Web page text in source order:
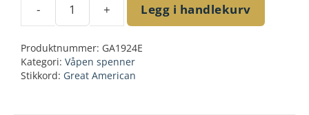
-
Infantry
buckle
antall
+ Legg i handlekurv
Produktnummer: GA1924E
Kategori: Våpen spenner
Stikkord: Great American